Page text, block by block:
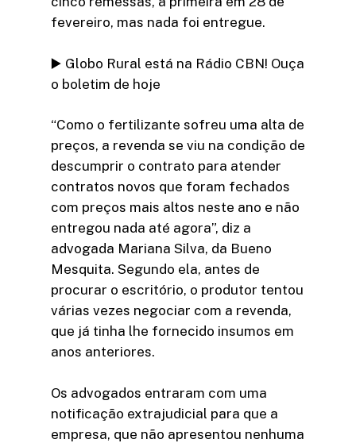
fevereiro, mas nada foi entregue.
▶️ Globo Rural está na Rádio CBN! Ouça
o boletim de hoje
“Como o fertilizante sofreu uma alta de
preços, a revenda se viu na condição de
descumprir o contrato para atender
contratos novos que foram fechados
com preços mais altos neste ano e não
entregou nada até agora”, diz a
advogada Mariana Silva, da Bueno
Mesquita. Segundo ela, antes de
procurar o escritório, o produtor tentou
várias vezes negociar com a revenda,
que já tinha lhe fornecido insumos em
anos anteriores.
Os advogados entraram com uma
notificação extrajudicial para que a
empresa, que não apresentou nenhuma